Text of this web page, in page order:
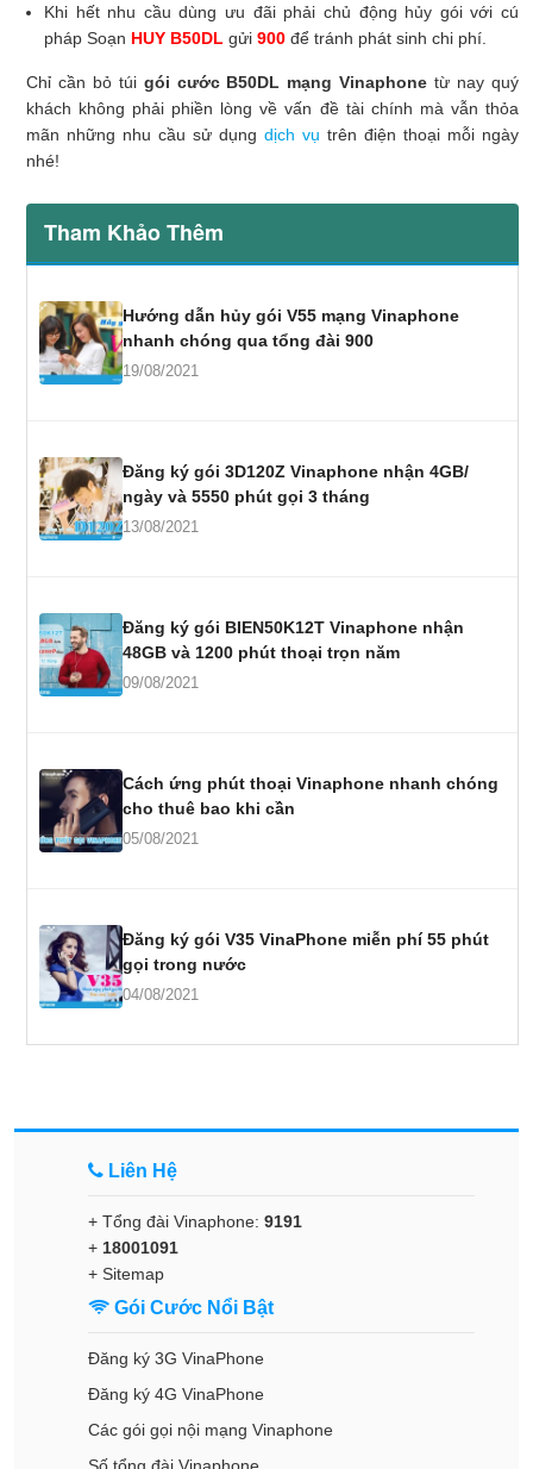
Khi hết nhu cầu dùng ưu đãi phải chủ động hủy gói với cú
pháp Soạn HUY B50DL gửi 900 để tránh phát sinh chi phí.
Chỉ cần bỏ túi gói cước B50DL mạng Vinaphone từ nay quý
khách không phải phiền lòng về vấn đề tài chính mà vẫn thỏa
mãn những nhu cầu sử dụng dịch vụ trên điện thoại mỗi ngày
nhé!
Tham Khảo Thêm
Hướng dẫn hủy gói V55 mạng Vinaphone
nhanh chóng qua tổng đài 900
19/08/2021
Đăng ký gói 3D120Z Vinaphone nhận 4GB/
ngày và 5550 phút gọi 3 tháng
13/08/2021
Đăng ký gói BIEN50K12T Vinaphone nhận
48GB và 1200 phút thoại trọn năm
09/08/2021
Cách ứng phút thoại Vinaphone nhanh chóng
cho thuê bao khi cần
05/08/2021
Đăng ký gói V35 VinaPhone miễn phí 55 phút
gọi trong nước
04/08/2021
Liên Hệ
+ Tổng đài Vinaphone: 9191
+ 18001091
+ Sitemap
Gói Cước Nổi Bật
Đăng ký 3G VinaPhone
Đăng ký 4G VinaPhone
Các gói gọi nội mạng Vinaphone